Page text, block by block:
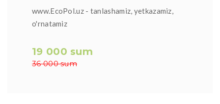
www.EcoPol.uz - tanlashamiz, yetkazamiz,
o'rnatamiz
19 000 sum
36 000 sum